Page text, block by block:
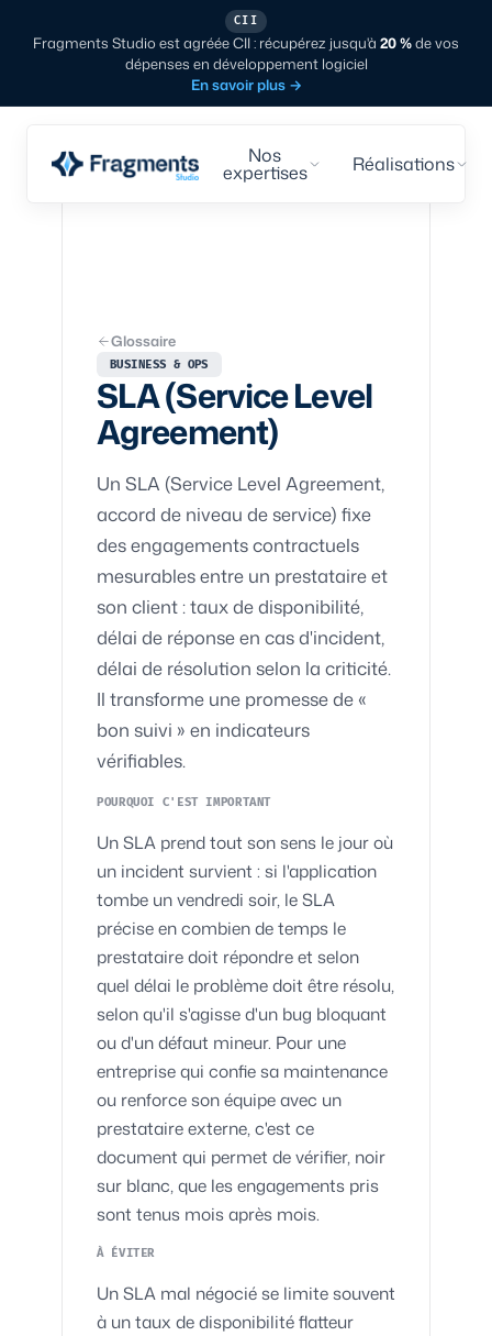
CII
Fragments Studio est agréée CII : récupérez jusqu'à 20 %de vos
dépenses en développement logiciel
En savoir plus →
Nos
expertises Réalisations
Glossaire
BUSINESS & OPS
SLA (Service Level
Agreement)
Un SLA (Service Level Agreement,
accord de niveau de service) fixe
des engagements contractuels
mesurables entre un prestataire et
son client : taux de disponibilité,
délai de réponse en cas d'incident,
délai de résolution selon la criticité.
Il transforme une promesse de «
bon suivi » en indicateurs
vérifiables.
POURQUOI C'EST IMPORTANT
Un SLA prend tout son sens le jour où
un incident survient : si l'application
tombe un vendredi soir, le SLA
précise en combien de temps le
prestataire doit répondre et selon
quel délai le problème doit être résolu,
selon qu'il s'agisse d'un bug bloquant
ou d'un défaut mineur. Pour une
entreprise qui confie sa maintenance
ou renforce son équipe avec un
prestataire externe, c'est ce
document qui permet de vérifier, noir
sur blanc, que les engagements pris
sont tenus mois après mois.
À ÉVITER
Un SLA mal négocié se limite souvent
à un taux de disponibilité flatteur